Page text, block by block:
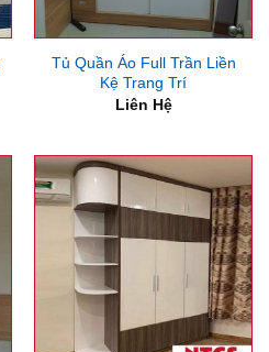
Tủ Quần Áo Full Trần Liền
Kệ Trang Trí
Liên Hệ